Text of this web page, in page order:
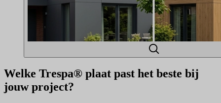
Welke Trespa® plaat past het beste bij
jouw project?